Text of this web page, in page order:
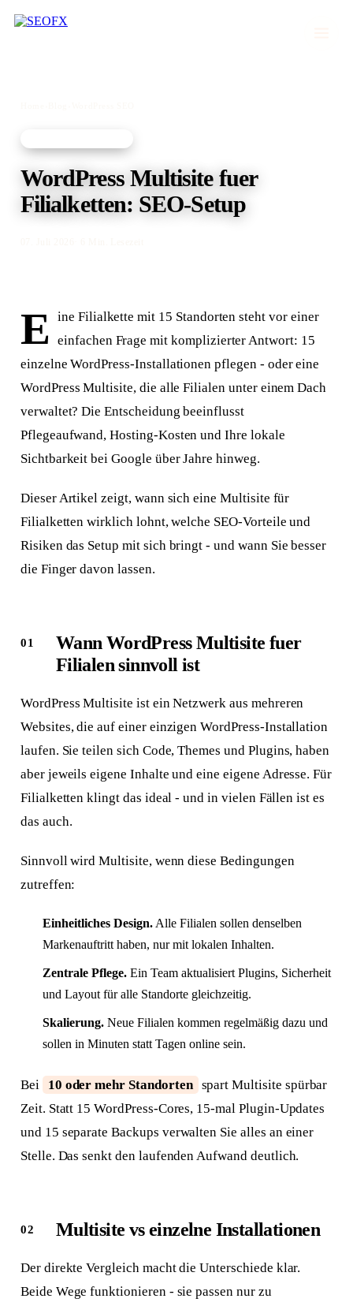
WordPress Multisite fuer
Filialketten: SEO-Setup
E
ine Filialkette mit 15 Standorten steht vor einer
einfachen Frage mit komplizierter Antwort: 15
einzelne WordPress-Installationen pflegen - oder eine
WordPress Multisite, die alle Filialen unter einem Dach
verwaltet? Die Entscheidung beeinflusst
Pflegeaufwand, Hosting-Kosten und Ihre lokale
Sichtbarkeit bei Google über Jahre hinweg.
Dieser Artikel zeigt, wann sich eine Multisite für
Filialketten wirklich lohnt, welche SEO-Vorteile und
Risiken das Setup mit sich bringt - und wann Sie besser
die Finger davon lassen.
Wann WordPress Multisite fuer
Filialen sinnvoll ist
WordPress Multisite ist ein Netzwerk aus mehreren
Websites, die auf einer einzigen WordPress-Installation
laufen. Sie teilen sich Code, Themes und Plugins, haben
aber jeweils eigene Inhalte und eine eigene Adresse. Für
Filialketten klingt das ideal - und in vielen Fällen ist es
das auch.
Sinnvoll wird Multisite, wenn diese Bedingungen
zutreffen:
Einheitliches Design.Alle Filialen sollen denselben
Markenauftritt haben, nur mit lokalen Inhalten.
Zentrale Pflege.Ein Team aktualisiert Plugins, Sicherheit
und Layout für alle Standorte gleichzeitig.
Skalierung.Neue Filialen kommen regelmäßig dazu und
sollen in Minuten statt Tagen online sein.
Bei 10 oder mehr Standorten
spart Multisite spürbar
Zeit. Statt 15 WordPress-Cores, 15-mal Plugin-Updates
und 15 separate Backups verwalten Sie alles an einer
Stelle. Das senkt den laufenden Aufwand deutlich.
Multisite vs einzelne Installationen
Der direkte Vergleich macht die Unterschiede klar.
Beide Wege funktionieren - sie passen nur zu